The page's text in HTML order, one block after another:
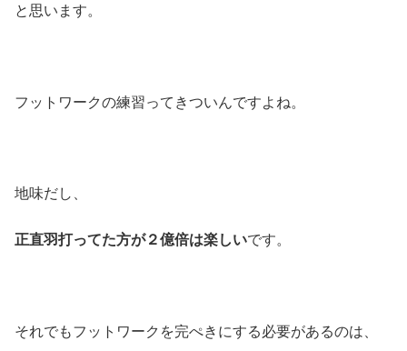
と思います。
フットワークの練習ってきついんですよね。
地味だし、
正直羽打ってた方が２億倍は楽しいです。
それでもフットワークを完ぺきにする必要があるのは、